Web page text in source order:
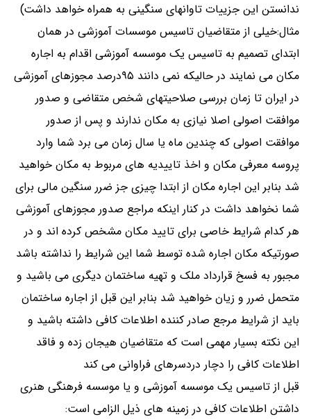
ندانستن این جزییات تاوانهای سنگینی به همراه خواهد داشت)
مثال:خیلی از متقاضیان تاسیس موسسات آموزشی در همان
ابتدای تصمیم به تاسیس یک موسسه آموزشی اقدام به اجاره
مکان می نمایند در حالیکه نمی دانند ۹۵درصد مجوزهای آموزشی
در ایران تا زمان بررسی صلاحیتهای شخص متقاضی و صدور
موافقت اصولی اصلا نیازی به مکان ندارند و پس از صدور
موافقت اصولی که چندین ماه یا سال زمان می برد شما وارد
پروسه معرفی مکان و اخذ تاییدیه های مربوط به مکان خواهید
شد بنابر این اجاره مکان از ابتدا چیزی جز ضرر سنگین مالی برای
شما نخواهد داشت در کنار اینکه مراجع صدور مجوزهای آموزشی
هر کدام شرایط خاصی برای تایید مکان مشخص کرده اند و در
صورتیکه مکان اجاره شده توسط شما این شرایط را نداشته باشد
مجبور به فسخ قرارداد ملک و تهیه ساختمان دیگری می باشید و
متحمل ضرر و زیان خواهید شد بنابر این قبل از اجاره ساختمان
باید از شرایط مرجع صادر کننده اطلاعات کافی داشته باشید و
این نکته بسیار مهمی است که متقاضیان هیجان زده و فاقد
اطلاعات کافی را دچار دردسرهای فراوانی می کند
قبل از تاسیس یک موسسه آموزشی و یا موسسه فرهنگی هنری
داشتن اطلاعات کافی در زمینه های ذیل الزامی است: